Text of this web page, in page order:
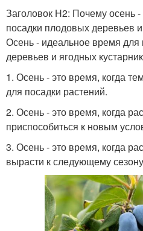
Заголовок H2: Почему осень
посадки плодовых деревьев
Осень - идеальное время
деревьев и ягодных
1. Осень - это время, когда
для посадки растений.
2. Осень - это время, когда
приспособиться к новым
3. Осень - это время, когда
вырасти к следующему